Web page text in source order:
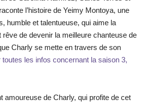
l’histoire de Yeimy Montoya, une
humble et talentueuse, qui aime la
rêve de devenir la meilleure chanteuse de
Charly se mette en travers de son
toutes les infos concernant la saison 3,
amoureuse de Charly, qui profite de cet